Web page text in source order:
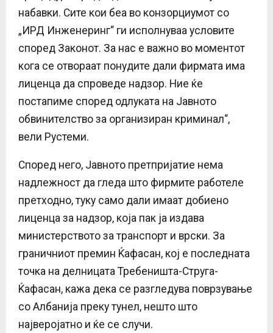
набавки. Сите кои беа во конзорциумот со
„ИРД Инженеринг“ ги исполнуваа условите
според Законот. За нас е важно во моментот
кога се отвораат понудите дали фирмата има
лиценца да спроведе надзор. Ние ќе
постапиме според одлуката на Јавното
обвинителство за организиран криминал“,
вели Рустеми.
Според него, Јавното претпријатие нема
надлежност да гледа што фирмите работеле
претходно, туку само дали имаат добиено
лиценца за надзор, која пак ја издава
министерството за транспорт и врски. За
граничниот премин Ќафасан, кој е последната
точка на делницата Требеништа-Струга-
Ќафасан, кажа дека се разгледува поврзување
со Албанија преку тунел, нешто што
најверојатно и ќе се случи.